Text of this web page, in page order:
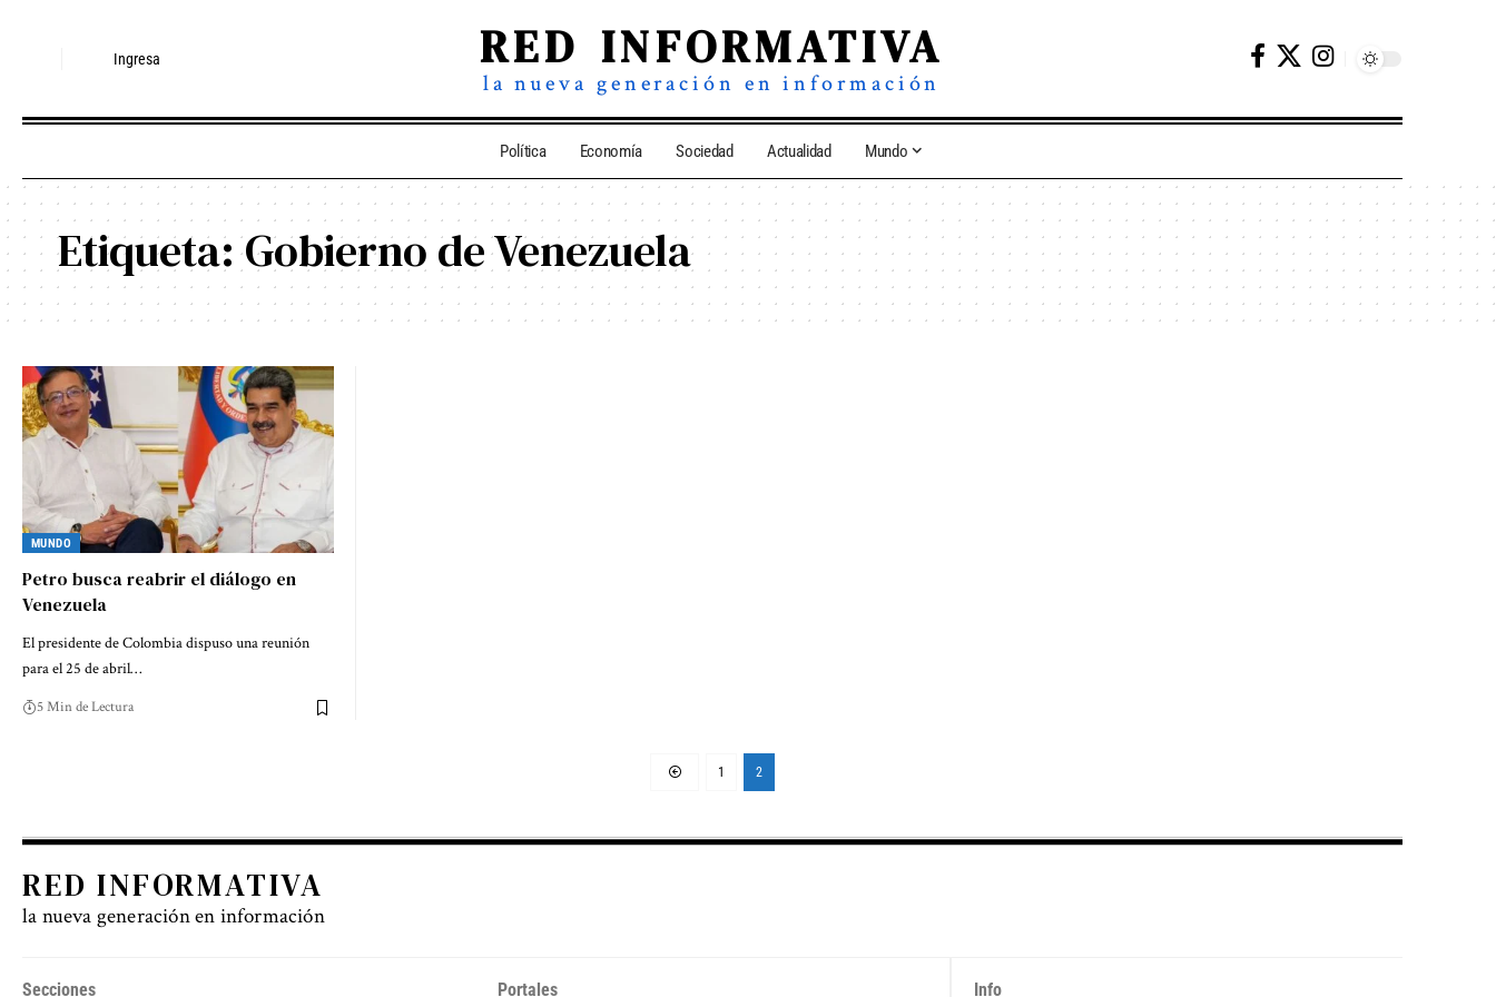
Ingresa RED INFORMATIVA
la nueva generación en información
Política Economía Sociedad Actualidad Mundo
Etiqueta:Gobierno de Venezuela
MUNDO
Petro busca reabrir el diálogo en
Venezuela
El presidente de Colombia dispuso una reunión
para el 25 de abril…
5 Min de Lectura
1 2
RED INFORMATIVA
la nueva generación en información
Secciones Portales Info